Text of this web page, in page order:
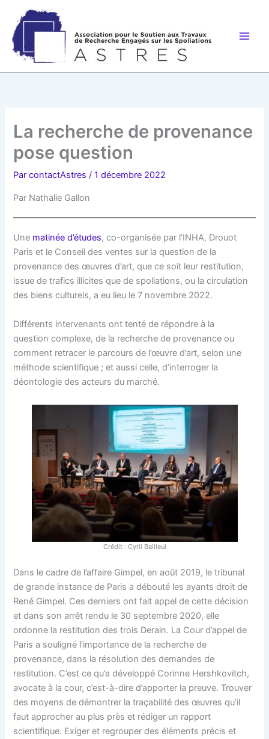
contenu
La recherche de provenance
pose question
ParcontactAstres/1 décembre 2022
Par Nathalie Gallon
Une matinée d’études, co-organisée par l’INHA, Drouot
Paris et le Conseil des ventes sur la question de la
provenance des œuvres d’art, que ce soit leur restitution,
issue de trafics illicites que de spoliations, ou la circulation
des biens culturels, a eu lieu le 7 novembre 2022.
Différents intervenants ont tenté de répondre à la
question complexe, de la recherche de provenance ou
comment retracer le parcours de l’œuvre d’art, selon une
méthode scientifique ; et aussi celle, d’interroger la
déontologie des acteurs du marché.
Crédit : Cyril Bailleul
Dans le cadre de l’affaire Gimpel, en août 2019, le tribunal
de grande instance de Paris a débouté les ayants droit de
René Gimpel. Ces derniers ont fait appel de cette décision
et dans son arrêt rendu le 30 septembre 2020, elle
ordonne la restitution des trois Derain. La Cour d’appel de
Paris a souligné l’importance de la recherche de
provenance, dans la résolution des demandes de
restitution. C’est ce qu’a développé Corinne Hershkovitch,
avocate à la cour, c’est-à-dire d’apporter la preuve. Trouver
des moyens de démontrer la traçabilité des œuvres qu’il
faut approcher au plus près et rédiger un rapport
scientifique. Exiger et regrouper des éléments précis et